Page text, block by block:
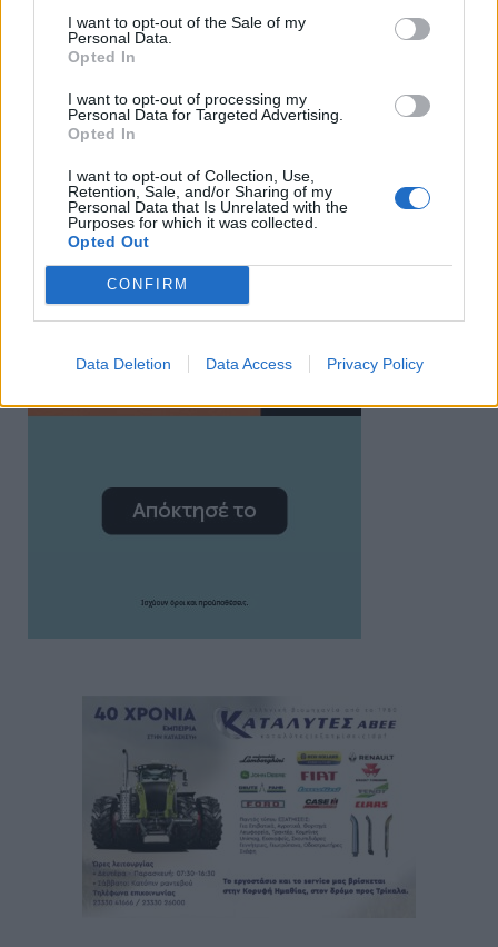
I want to opt-out of the Sale of my
Personal Data.
Opted In
I want to opt-out of processing my
Personal Data for Targeted Advertising.
Opted In
I want to opt-out of Collection, Use,
Retention, Sale, and/or Sharing of my
Personal Data that Is Unrelated with the
Purposes for which it was collected.
Opted Out
CONFIRM
Data Deletion Data Access Privacy Policy